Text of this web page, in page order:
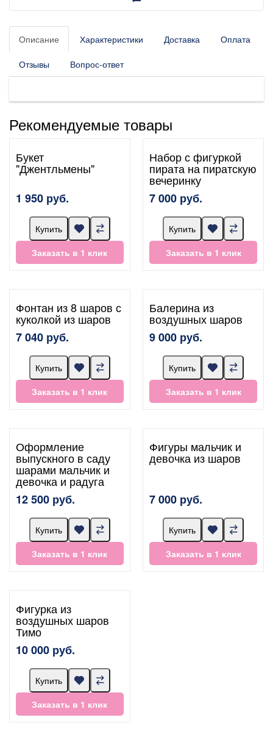
Описание Характеристики Доставка Оплата
Отзывы Вопрос-ответ
Рекомендуемые товары
Букет
"Джентльмены"
1 950 руб.
Купить
Заказать в 1 клик
Набор с фигуркой
пирата на пиратскую
вечеринку
7 000 руб.
Купить
Заказать в 1 клик
Фонтан из 8 шаров с
куколкой из шаров
7 040 руб.
Купить
Заказать в 1 клик
Балерина из
воздушных шаров
9 000 руб.
Купить
Заказать в 1 клик
Оформление
выпускного в саду
шарами мальчик и
девочка и радуга
12 500 руб.
Купить
Заказать в 1 клик
Фигуры мальчик и
девочка из шаров
7 000 руб.
Купить
Заказать в 1 клик
Фигурка из
воздушных шаров
Тимо
10 000 руб.
Купить
Заказать в 1 клик